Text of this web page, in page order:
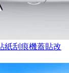
紙刮痕機蓋貼改